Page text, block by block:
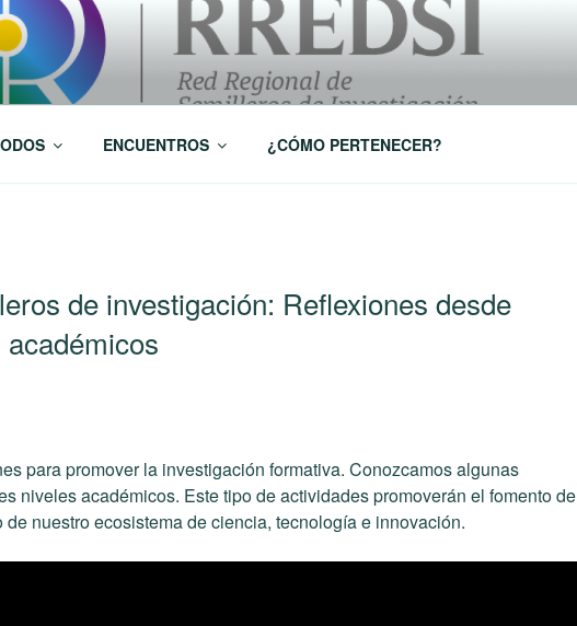
RREDSI
ENCUENTROS ¿CÓMO PERTENECER?
de investigación: Reflexiones desde
para promover la investigación formativa. Conozcamos algunas
niveles académicos. Este tipo de actividades promoverán el fomento de
nuestro ecosistema de ciencia, tecnología e innovación.